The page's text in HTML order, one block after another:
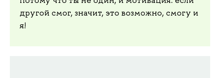
другой смог, значит, это возможно, смогу и
я!